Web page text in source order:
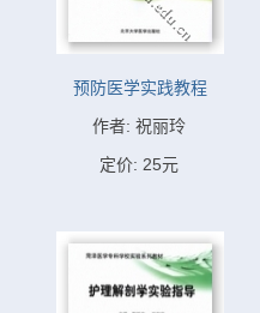
预防医学实践教程
作者: 祝丽玲
定价: 25元